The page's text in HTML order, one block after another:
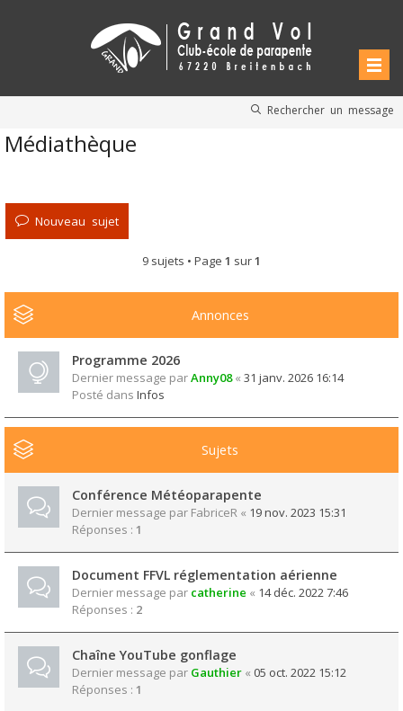
Rechercher un message
Médiathèque
Nouveau sujet
9 sujets • Page 1 sur1
Annonces
Programme 2026
Dernier message parAnny08« 31 janv. 2026 16:14
Posté dans Infos
Sujets
Conférence Météoparapente
Dernier message par FabriceR « 19 nov. 2023 15:31
Réponses : 1
Document FFVL réglementation aérienne
Dernier message par catherine « 14 déc. 2022 7:46
Réponses : 2
Chaîne YouTube gonflage
Dernier message par Gauthier « 05 oct. 2022 15:12
Réponses : 1